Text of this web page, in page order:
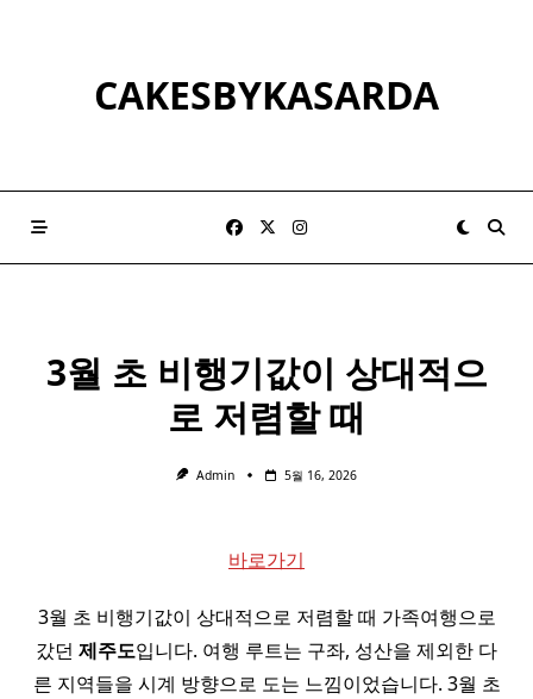
CAKESBYKASARDA
3월 초 비행기값이 상대적으
로 저렴할 때
Admin 5월 16, 2026
바로가기
3월 초 비행기값이 상대적으로 저렴할 때 가족여행으로
갔던 제주도입니다. 여행 루트는 구좌, 성산을 제외한 다
른 지역들을 시계 방향으로 도는 느낌이었습니다. 3월 초